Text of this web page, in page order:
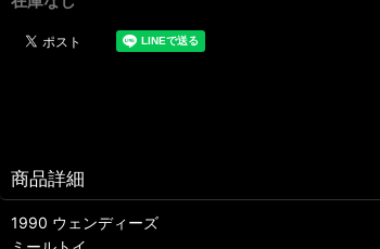
商品詳細
1990 ウェンディーズ